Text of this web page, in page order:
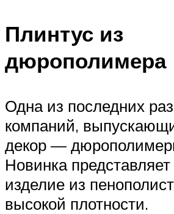
Плинтус из
дюрополимера
Одна из последних
компаний,
декор —
Новинка
изделие из
высокой плотности.